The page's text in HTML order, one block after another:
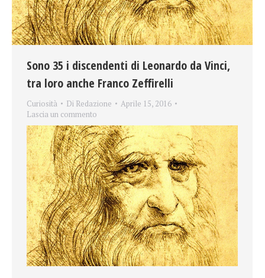
Sono 35 i discendenti di Leonardo da Vinci,
tra loro anche Franco Zeffirelli
Curiosità Di Redazione
Aprile 15, 2016
Lascia un commento